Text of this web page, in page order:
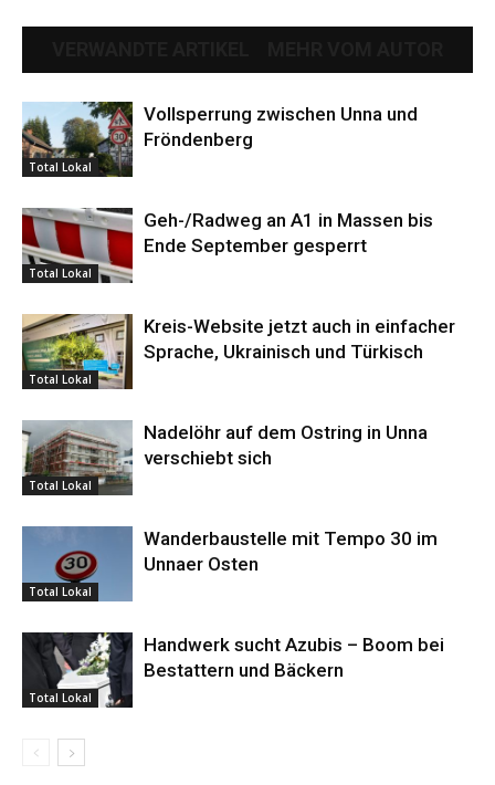
Total Lokal
Vollsperrung zwischen Unna und
Fröndenberg
Total Lokal
Geh-/Radweg an A1 in Massen bis
Ende September gesperrt
Total Lokal
Kreis-Website jetzt auch in einfacher
Sprache, Ukrainisch und Türkisch
Total Lokal
Nadelöhr auf dem Ostring in Unna
verschiebt sich
Total Lokal
Wanderbaustelle mit Tempo 30 im
Unnaer Osten
Total Lokal
Handwerk sucht Azubis – Boom bei
Bestattern und Bäckern